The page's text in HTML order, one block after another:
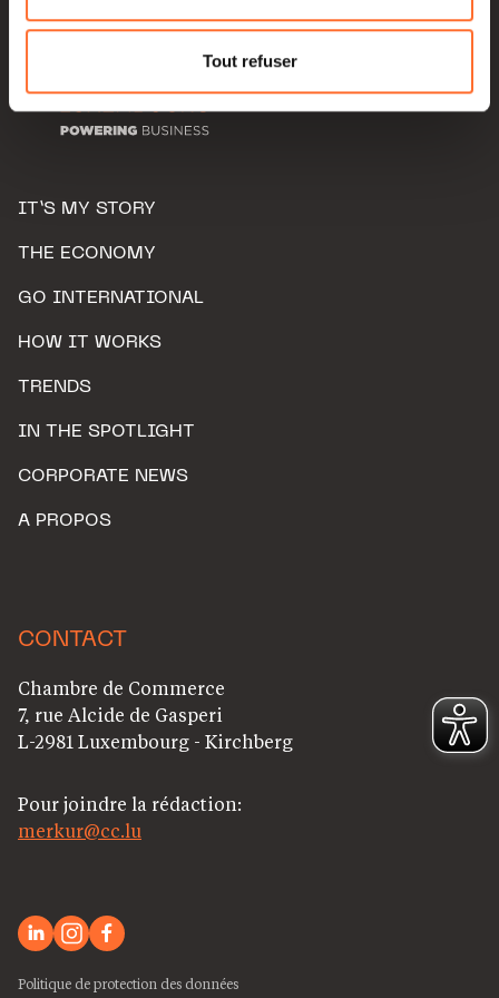
Pour de plus amples informations sur la manière dont
nous utilisons lescookies et sommes amenés à traiter
Charte d’usage des cookieset notrePolitique de
protection des données personnelles.
Tout refuser
IT’S MY STORY
THE ECONOMY
GO INTERNATIONAL
HOW IT WORKS
TRENDS
IN THE SPOTLIGHT
CORPORATE NEWS
A PROPOS
CONTACT
Chambre de Commerce
7, rue Alcide de Gasperi
L-2981 Luxembourg - Kirchberg
Pour joindre la rédaction:
merkur@cc.lu
Politique de protection des données